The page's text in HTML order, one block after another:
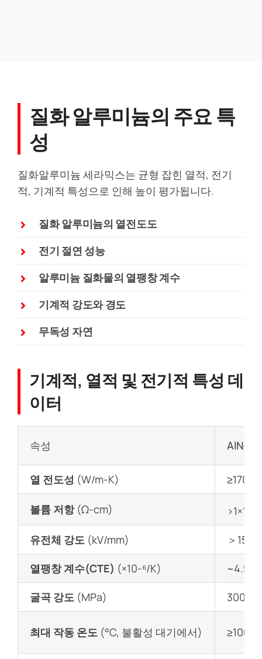
질화 알루미늄의 주요 특
성
질화알루미늄 세라믹스는 균형 잡힌 열적, 전기
적, 기계적 특성으로 인해 높이 평가됩니다.
질화 알루미늄의 열전도도
전기 절연 성능
알루미늄 질화물의 열팽창 계수
기계적 강도와 경도
무독성 자연
기계적, 열적 및 전기적 특성 데
이터
속성 AlN-
열 전도성 (W/m-K) ≥170
볼륨 저항(Ω-cm) >1×10
유전체 강도 (kV/mm) ＞15
열팽창 계수(CTE) (×10-⁶/K) ~4.5
굴곡 강도 (MPa) 300 -
최대 작동 온도 (°C, 불활성 대기에서) ≥1000